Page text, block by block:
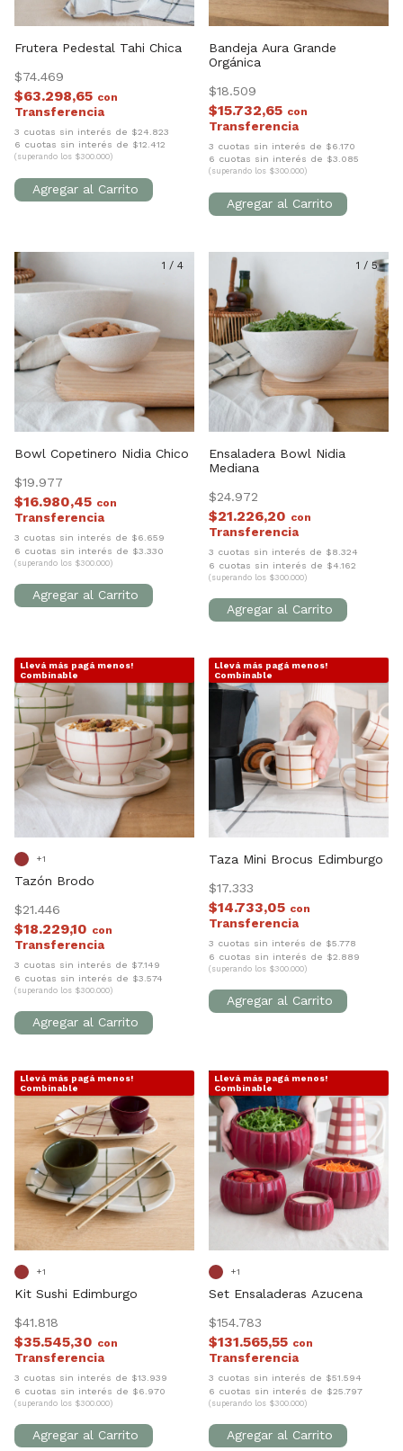
Frutera Pedestal Tahi Chica
$74.469
$63.298,65 con
3 cuotas sin interés de $24.823
6 cuotas sin interés de $12.412
(superando los $300.000)
Bandeja Aura Grande
Orgánica
$18.509
$15.732,65 con
3 cuotas sin interés de $6.170
6 cuotas sin interés de $3.085
(superando los $300.000)
1 / 4
Bowl Copetinero Nidia Chico
$19.977
$16.980,45 con
3 cuotas sin interés de $6.659
6 cuotas sin interés de $3.330
(superando los $300.000)
1 / 5
Ensaladera Bowl Nidia
Mediana
$24.972
$21.226,20 con
3 cuotas sin interés de $8.324
6 cuotas sin interés de $4.162
(superando los $300.000)
Llevá más pagá menos!
Combinable
Tazón Brodo
$21.446
$18.229,10 con
3 cuotas sin interés de $7.149
6 cuotas sin interés de $3.574
(superando los $300.000)
+1
Llevá más pagá menos!
Combinable
Taza Mini Brocus Edimburgo
$17.333
$14.733,05 con
3 cuotas sin interés de $5.778
6 cuotas sin interés de $2.889
(superando los $300.000)
Llevá más pagá menos!
Combinable
Kit Sushi Edimburgo
$41.818
$35.545,30 con
3 cuotas sin interés de $13.939
6 cuotas sin interés de $6.970
(superando los $300.000)
+1
Llevá más pagá menos!
Combinable
Set Ensaladeras Azucena
$154.783
$131.565,55 con
3 cuotas sin interés de $51.594
6 cuotas sin interés de $25.797
(superando los $300.000)
+1